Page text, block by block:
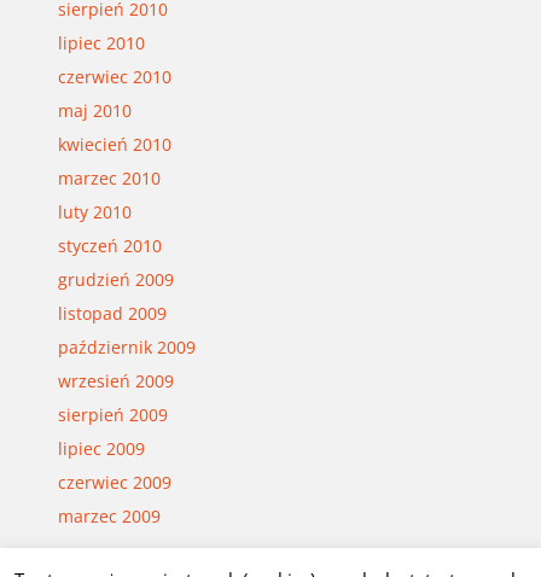
sierpień 2010
lipiec 2010
czerwiec 2010
maj 2010
kwiecień 2010
marzec 2010
luty 2010
styczeń 2010
grudzień 2009
listopad 2009
październik 2009
wrzesień 2009
sierpień 2009
lipiec 2009
czerwiec 2009
marzec 2009